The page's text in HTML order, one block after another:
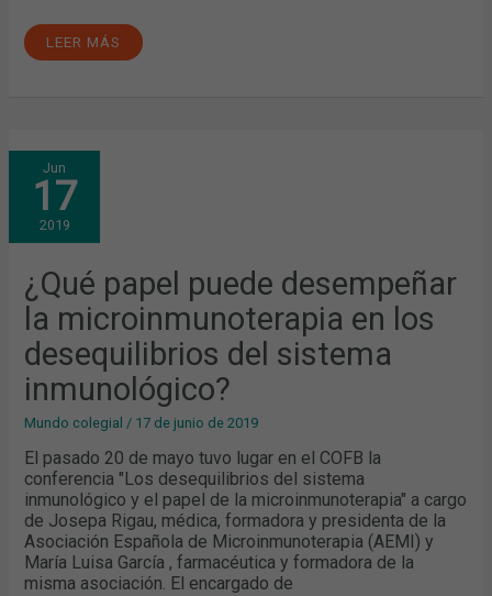
LEER MÁS
Jun
17
2019
¿Qué papel puede desempeñar
la microinmunoterapia en los
desequilibrios del sistema
inmunológico?
Mundo colegial / 17 de junio de 2019
El pasado 20 de mayo tuvo lugar en el COFB la
conferencia "Los desequilibrios del sistema
inmunológico y el papel de la microinmunoterapia" a cargo
de Josepa Rigau, médica, formadora y presidenta de la
Asociación Española de Microinmunoterapia (AEMI) y
María Luisa García , farmacéutica y formadora de la
misma asociación. El encargado de
¿QUÉ
PAPEL
PUEDE
DESEMPEÑAR
LA
MICROINMUNOTERAPIA
EN
DESEQUILIBRIOS
DEL
SISTEMA
INMUNOLÓGICO?